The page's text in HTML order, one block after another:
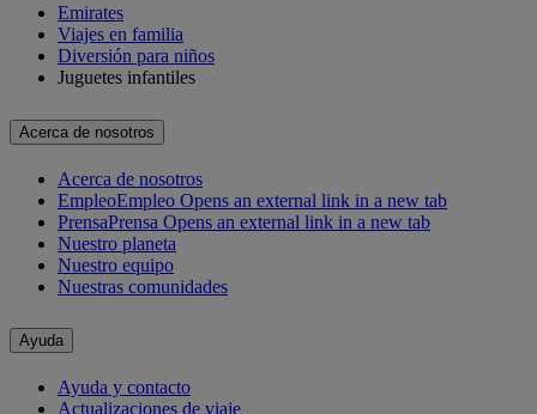
Emirates
Viajes en familia
Diversión para niños
Juguetes infantiles
Acerca de nosotros
Acerca de nosotros
EmpleoEmpleo Opens an external link in a new tab
PrensaPrensa Opens an external link in a new tab
Nuestro planeta
Nuestro equipo
Nuestras comunidades
Ayuda
Ayuda y contacto
Actualizaciones de viaje